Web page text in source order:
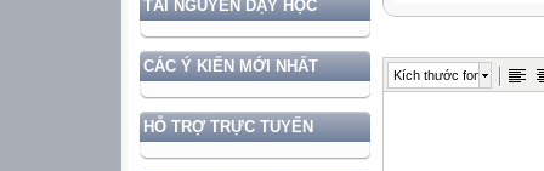
TÀI NGUYÊN DẠY HỌC
CÁC Ý KIẾN MỚI NHẤT
HỖ TRỢ TRỰC TUYẾN
Kích thước font